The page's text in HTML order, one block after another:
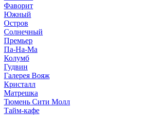
Фаворит
Южный
Остров
Солнечный
Премьер
Па-На-Ма
Колумб
Гудвин
Галерея Вояж
Кристалл
Матрешка
Тюмень Сити Молл
Тайм-кафе